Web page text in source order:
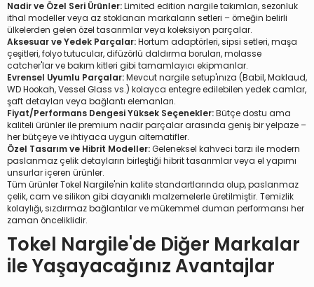
Nadir ve Özel Seri Ürünler:Limited edition nargile takımları, sezonluk
ithal modeller veya az stoklanan markaların setleri – örneğin belirli
ülkelerden gelen özel tasarımlar veya koleksiyon parçalar.
Aksesuar ve Yedek Parçalar:Hortum adaptörleri, sipsi setleri, maşa
çeşitleri, folyo tutucular, difüzörlü daldırma boruları, molasse
catcher'lar ve bakım kitleri gibi tamamlayıcı ekipmanlar.
Evrensel Uyumlu Parçalar:Mevcut nargile setup'ınıza (Babil, Maklaud,
WD Hookah, Vessel Glass vs.) kolayca entegre edilebilen yedek camlar,
şaft detayları veya bağlantı elemanları.
Fiyat/Performans Dengesi Yüksek Seçenekler:Bütçe dostu ama
kaliteli ürünler ile premium nadir parçalar arasında geniş bir yelpaze –
her bütçeye ve ihtiyaca uygun alternatifler.
Özel Tasarım ve Hibrit Modeller:Geleneksel kahveci tarzı ile modern
paslanmaz çelik detayların birleştiği hibrit tasarımlar veya el yapımı
unsurlar içeren ürünler.
Tüm ürünler Tokel Nargile'nin kalite standartlarında olup, paslanmaz
çelik, cam ve silikon gibi dayanıklı malzemelerle üretilmiştir. Temizlik
kolaylığı, sızdırmaz bağlantılar ve mükemmel duman performansı her
zaman önceliklidir.
Tokel Nargile'de Diğer Markalar
ile Yaşayacağınız Avantajlar